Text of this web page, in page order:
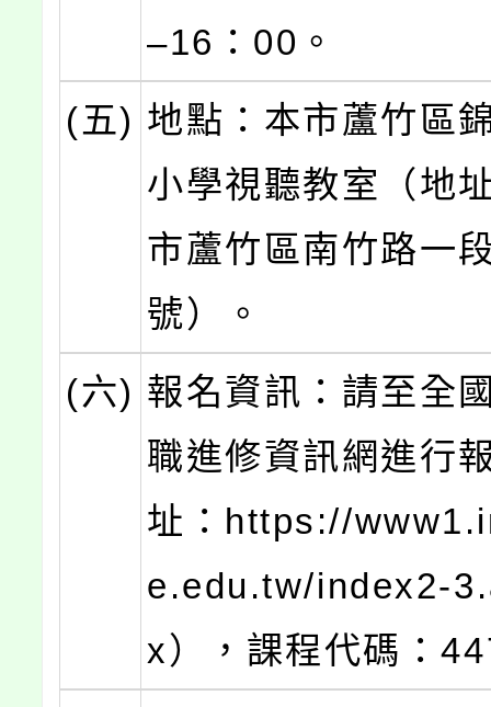
–16：00。
(五) 地點：本市蘆竹區
小學視聽教室（地
市蘆竹區南竹路一
號）。
(六) 報名資訊：請至全
職進修資訊網進行
址：https://
e.edu.tw/index2-
x），課程代碼：